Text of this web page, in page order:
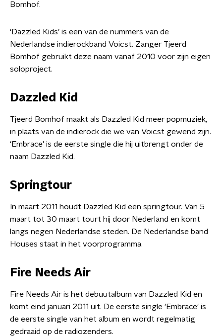
Bomhof.
‘Dazzled Kids’ is een van de nummers van de
Nederlandse indierockband Voicst. Zanger Tjeerd
Bomhof gebruikt deze naam vanaf 2010 voor zijn eigen
soloproject.
Dazzled Kid
Tjeerd Bomhof maakt als Dazzled Kid meer popmuziek,
in plaats van de indierock die we van Voicst gewend zijn.
‘Embrace’ is de eerste single die hij uitbrengt onder de
naam Dazzled Kid.
Springtour
In maart 2011 houdt Dazzled Kid een springtour. Van 5
maart tot 30 maart tourt hij door Nederland en komt
langs negen Nederlandse steden. De Nederlandse band
Houses staat in het voorprogramma.
Fire Needs Air
Fire Needs Air is het debuutalbum van Dazzled Kid en
komt eind januari 2011 uit. De eerste single 'Embrace' is
de eerste single van het album en wordt regelmatig
gedraaid op de radiozenders.